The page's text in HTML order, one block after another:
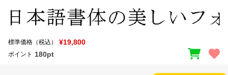
標準価格（税込） ¥19,800
ポイント 180pt